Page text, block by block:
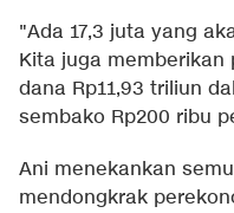
"Ada 17,3 juta yang
Kita juga memberikan
dana Rp11,93 triliun
sembako Rp200 ribu
Ani menekankan
mendongkrak